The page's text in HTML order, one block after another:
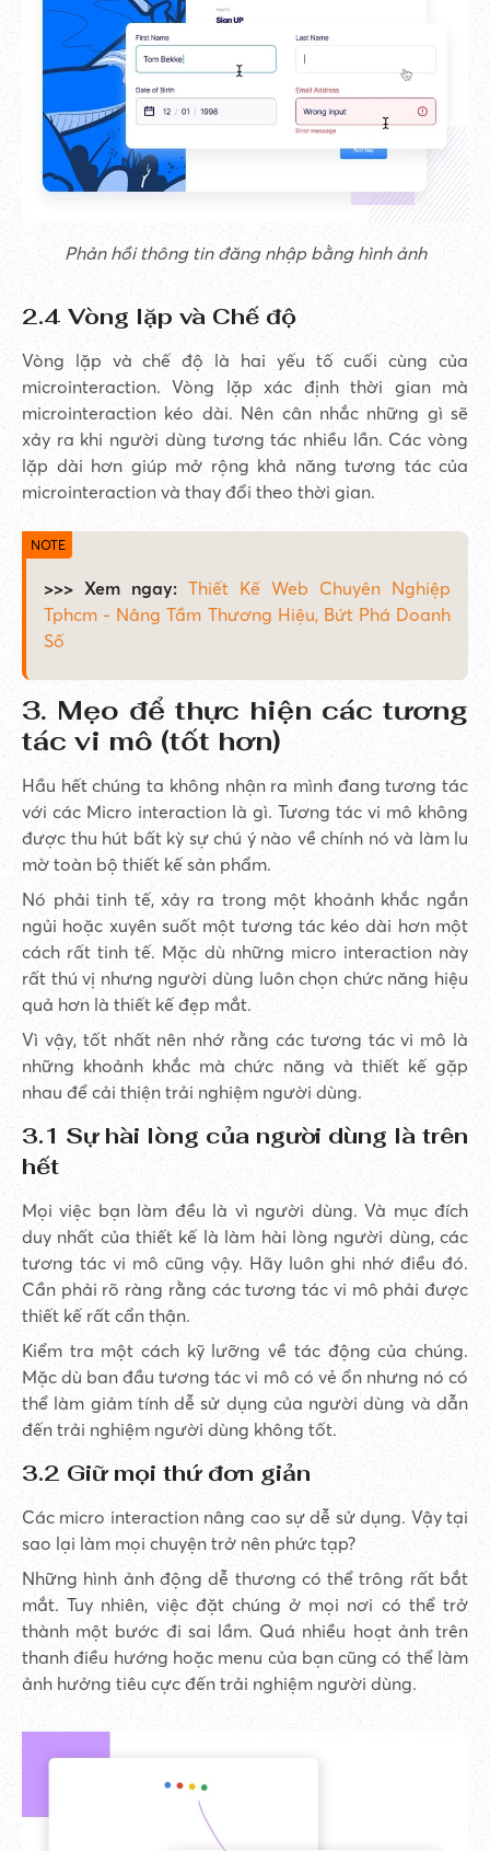
Phản hồi thông tin đăng nhập bằng hình ảnh
2.4 Vòng lặp và Chế độ
Vòng lặp và chế độ là hai yếu tố cuối cùng của
microinteraction. Vòng lặp xác định thời gian mà
microinteraction kéo dài. Nên cân nhắc những gì sẽ
xảy ra khi người dùng tương tác nhiều lần. Các vòng
lặp dài hơn giúp mở rộng khả năng tương tác của
microinteraction và thay đổi theo thời gian.
>>> Xem ngay: Thiết Kế Web Chuyên Nghiệp
Tphcm - Nâng Tầm Thương Hiệu, Bứt Phá Doanh
Số
3. Mẹo để thực hiện các tương
tác vi mô (tốt hơn)
Hầu hết chúng ta không nhận ra mình đang tương tác
với các Micro interaction là gì. Tương tác vi mô không
được thu hút bất kỳ sự chú ý nào về chính nó và làm lu
mờ toàn bộ thiết kế sản phẩm.
Nó phải tinh tế, xảy ra trong một khoảnh khắc ngắn
ngủi hoặc xuyên suốt một tương tác kéo dài hơn một
cách rất tinh tế. Mặc dù những micro interaction này
rất thú vị nhưng người dùng luôn chọn chức năng hiệu
quả hơn là thiết kế đẹp mắt.
Vì vậy, tốt nhất nên nhớ rằng các tương tác vi mô là
những khoảnh khắc mà chức năng và thiết kế gặp
nhau để cải thiện trải nghiệm người dùng.
3.1 Sự hài lòng của người dùng là trên
hết
Mọi việc bạn làm đều là vì người dùng. Và mục đích
duy nhất của thiết kế là làm hài lòng người dùng, các
tương tác vi mô cũng vậy. Hãy luôn ghi nhớ điều đó.
Cần phải rõ ràng rằng các tương tác vi mô phải được
thiết kế rất cẩn thận.
Kiểm tra một cách kỹ lưỡng về tác động của chúng.
Mặc dù ban đầu tương tác vi mô có vẻ ổn nhưng nó có
thể làm giảm tính dễ sử dụng của người dùng và dẫn
đến trải nghiệm người dùng không tốt.
3.2 Giữ mọi thứ đơn giản
Các micro interaction nâng cao sự dễ sử dụng. Vậy tại
sao lại làm mọi chuyện trở nên phức tạp?
Những hình ảnh động dễ thương có thể trông rất bắt
mắt. Tuy nhiên, việc đặt chúng ở mọi nơi có thể trở
thành một bước đi sai lầm. Quá nhiều hoạt ảnh trên
thanh điều hướng hoặc menu của bạn cũng có thể làm
ảnh hưởng tiêu cực đến trải nghiệm người dùng.